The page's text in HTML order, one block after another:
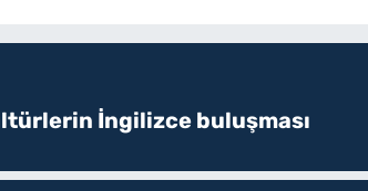
İngilizce buluşması